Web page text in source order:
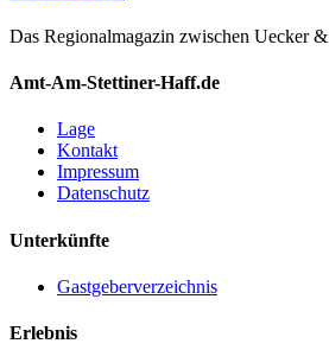
Das Regionalmagazin zwischen Uecker
Amt-Am-Stettiner-Haff.de
Lage
Kontakt
Impressum
Datenschutz
Unterkünfte
Gastgeberverzeichnis
Erlebnis